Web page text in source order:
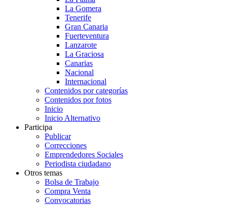
La Gomera
Tenerife
Gran Canaria
Fuerteventura
Lanzarote
La Graciosa
Canarias
Nacional
Internacional
Contenidos por categorías
Contenidos por fotos
Inicio
Inicio Alternativo
Participa
Publicar
Correcciones
Emprendedores Sociales
Periodista ciudadano
Otros temas
Bolsa de Trabajo
Compra Venta
Convocatorias